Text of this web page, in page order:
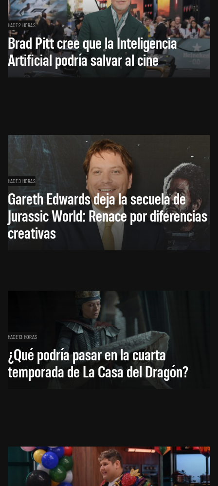
HACE 2 HORAS
Brad Pitt cree que la Inteligencia
Artificial podría salvar al cine
HACE 3 HORAS
Gareth Edwards deja la secuela de
Jurassic World: Renace por diferencias
creativas
HACE 13 HORAS
¿Qué podría pasar en la cuarta
temporada de La Casa del Dragón?